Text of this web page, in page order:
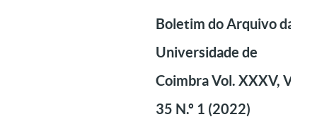
Boletim do Arquivo da
Universidade de
Coimbra Vol. XXXV, Vol.
35 N.º 1 (2022)